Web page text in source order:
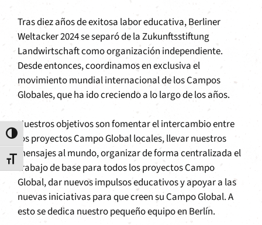
Alternar alto contraste
Alternar tamaño de letra
Tras diez años de exitosa labor educativa, Berliner
Weltacker 2024 se separó de la Zukunftsstiftung
Landwirtschaft como organización independiente.
Desde entonces, coordinamos en exclusiva el
movimiento mundial internacional de los Campos
Globales, que ha ido creciendo a lo largo de los años.
Nuestros objetivos son fomentar el intercambio entre
los proyectos Campo Global locales, llevar nuestros
mensajes al mundo, organizar de forma centralizada el
trabajo de base para todos los proyectos Campo
Global, dar nuevos impulsos educativos y apoyar a las
nuevas iniciativas para que creen su Campo Global. A
esto se dedica nuestro pequeño equipo en Berlín.